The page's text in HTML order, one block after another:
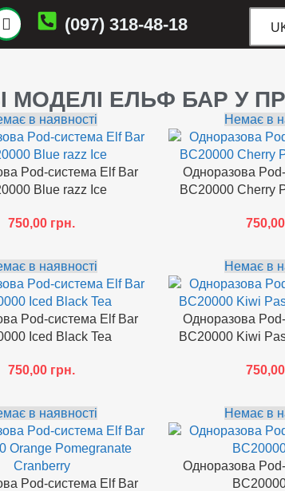
(097) 318-48-18
МОДЕЛІ ЕЛЬФ БАР У
в наявності
Pod-система Elf Bar
Blue razz Ice
750,00 грн.
Немає в
Одноразова
BC20000 Cherry
750,00
в наявності
Pod-система Elf Bar
Iced Black Tea
750,00 грн.
Немає в
Одноразова
BC20000 Kiwi
750,00
в наявності
Pod-система Elf Bar
Немає в
Одноразова